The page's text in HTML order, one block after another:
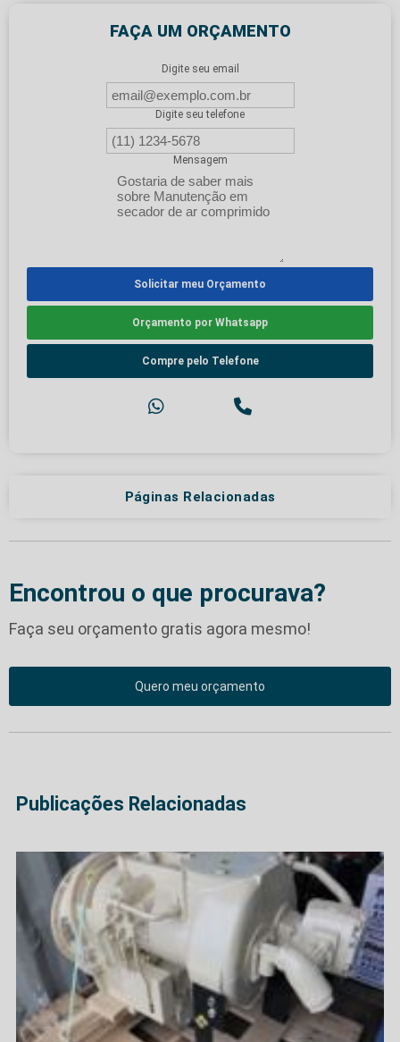
FAÇA UM ORÇAMENTO
Digite seu email
Digite seu telefone
Mensagem
Solicitar meu Orçamento
Orçamento por Whatsapp
Compre pelo Telefone
Páginas Relacionadas
Encontrou o que procurava?
Faça seu orçamento gratis agora mesmo!
Quero meu orçamento
Publicações Relacionadas